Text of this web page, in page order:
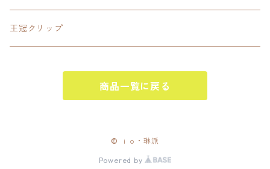
碧の軌跡:改
閃の軌跡Ⅱ
閃の軌跡Ⅲ
王冠クリップ
商品一覧に戻る
© ｉｏ・琳派
Powered by